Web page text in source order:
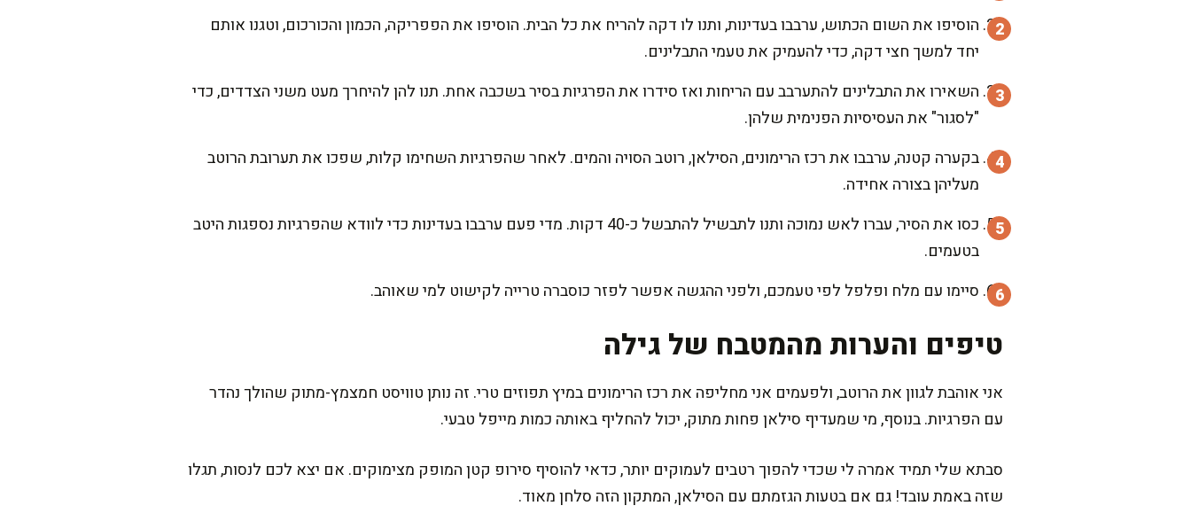
הוסיפו את השום הכתוש, ערבבו בעדינות, ותנו לו דקה להריח את כל הבית. הוסיפו את הפפריקה, הכמון והכורכום, וטגנו אותם
יחד למשך חצי דקה, כדי להעמיק את טעמי התבלינים.
השאירו את התבלינים להתערבב עם הריחות ואז סידרו את הפרגיות בסיר בשכבה אחת. תנו להן להיחרך מעט משני הצדדים, כדי
"לסגור" את העסיסיות הפנימית שלהן.
בקערה קטנה, ערבבו את רכז הרימונים, הסילאן, רוטב הסויה והמים. לאחר שהפרגיות השחימו קלות, שפכו את תערובת הרוטב
מעליהן בצורה אחידה.
כסו את הסיר, עברו לאש נמוכה ותנו לתבשיל להתבשל כ-40 דקות. מדי פעם ערבבו בעדינות כדי לוודא שהפרגיות נספגות היטב
בטעמים.
סיימו עם מלח ופלפל לפי טעמכם, ולפני ההגשה אפשר לפזר כוסברה טרייה לקישוט למי שאוהב.
טיפים והערות מהמטבח של גילה
אני אוהבת לגוון את הרוטב, ולפעמים אני מחליפה את רכז הרימונים במיץ תפוזים טרי. זה נותן טוויסט חמצמץ-מתוק שהולך נהדר
עם הפרגיות. בנוסף, מי שמעדיף סילאן פחות מתוק, יכול להחליף באותה כמות מייפל טבעי.
סבתא שלי תמיד אמרה לי שכדי להפוך רטבים לעמוקים יותר, כדאי להוסיף סירופ קטן המופק מצימוקים. אם יצא לכם לנסות, תגלו
שזה באמת עובד! גם אם בטעות הגזמתם עם הסילאן, המתקון הזה סלחן מאוד.